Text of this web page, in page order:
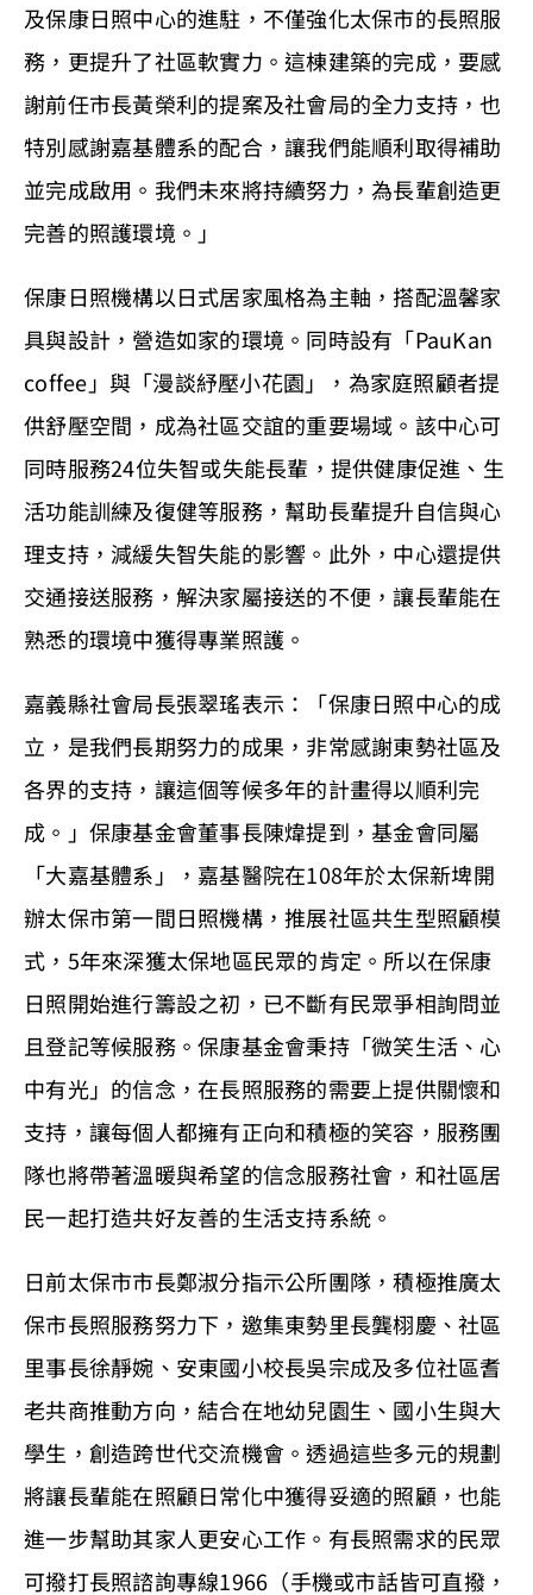
及保康日照中心的進駐，不僅強化太保市的長照服
務，更提升了社區軟實力。這棟建築的完成，要感
謝前任市長黃榮利的提案及社會局的全力支持，也
特別感謝嘉基體系的配合，讓我們能順利取得補助
並完成啟用。我們未來將持續努力，為長輩創造更
完善的照護環境。」
保康日照機構以日式居家風格為主軸，搭配溫馨家
具與設計，營造如家的環境。同時設有「PauKan
coffee」與「漫談紓壓小花園」，為家庭照顧者提
供舒壓空間，成為社區交誼的重要場域。該中心可
同時服務24位失智或失能長輩，提供健康促進、生
活功能訓練及復健等服務，幫助長輩提升自信與心
理支持，減緩失智失能的影響。此外，中心還提供
交通接送服務，解決家屬接送的不便，讓長輩能在
熟悉的環境中獲得專業照護。
嘉義縣社會局長張翠瑤表示：「保康日照中心的成
立，是我們長期努力的成果，非常感謝東勢社區及
各界的支持，讓這個等候多年的計畫得以順利完
成。」保康基金會董事長陳煒提到，基金會同屬
「大嘉基體系」，嘉基醫院在108年於太保新埤開
辦太保市第一間日照機構，推展社區共生型照顧模
式，5年來深獲太保地區民眾的肯定。所以在保康
日照開始進行籌設之初，已不斷有民眾爭相詢問並
且登記等候服務。保康基金會秉持「微笑生活、心
中有光」的信念，在長照服務的需要上提供關懷和
支持，讓每個人都擁有正向和積極的笑容，服務團
隊也將帶著溫暖與希望的信念服務社會，和社區居
民一起打造共好友善的生活支持系統。
日前太保市市長鄭淑分指示公所團隊，積極推廣太
保市長照服務努力下，邀集東勢里長龔栩慶、社區
里事長徐靜婉、安東國小校長吳宗成及多位社區耆
老共商推動方向，結合在地幼兒園生、國小生與大
學生，創造跨世代交流機會。透過這些多元的規劃
將讓長輩能在照顧日常化中獲得妥適的照顧，也能
進一步幫助其家人更安心工作。有長照需求的民眾
可撥打長照諮詢專線1966（手機或市話皆可直撥，